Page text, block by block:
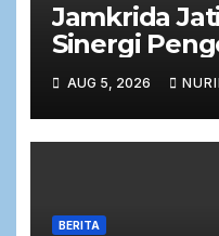
Jamkrida
Sinergi
Potensi
Bank Jatim
AUG 5, 2026
BERITA